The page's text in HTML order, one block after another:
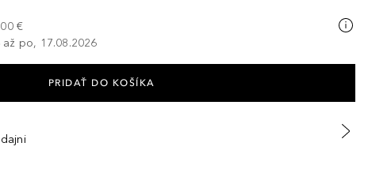
€
po, 17.08.2026
PRIDAŤ DO KOŠÍKA